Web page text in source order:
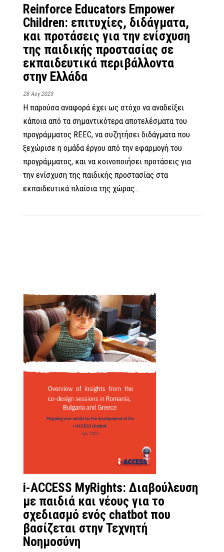
Reinforce Educators Empower
Children: επιτυχίες, διδάγματα,
και προτάσεις για την ενίσχυση
της παιδικής προστασίας σε
εκπαιδευτικά περιβάλλοντα
στην Ελλάδα
28 Αυγ 2023
Η παρούσα αναφορά έχει ως στόχο να αναδείξει
κάποια από τα σημαντικότερα αποτελέσματα του
προγράμματος REEC, να συζητήσει διδάγματα που
ξεχώρισε η ομάδα έργου από την εφαρμογή του
προγράμματος, και να κοινοποιήσει προτάσεις για
την ενίσχυση της παιδικής προστασίας στα
εκπαιδευτικά πλαίσια της χώρας…
i-ACCESS MyRights: Διαβούλευση
με παιδιά και νέους για το
σχεδιασμό ενός chatbot που
βασίζεται στην Τεχνητή
Νοημοσύνη